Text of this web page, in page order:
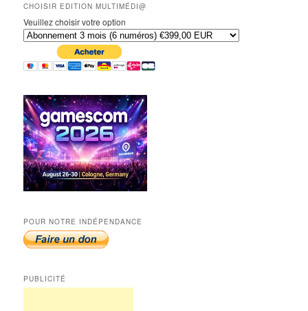
CHOISIR EDITION MULTIMÉDI@
Veuillez choisir votre option
POUR NOTRE INDÉPENDANCE
PUBLICITÉ